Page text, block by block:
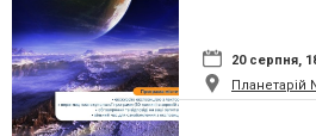
20 серпня,
Планетарій